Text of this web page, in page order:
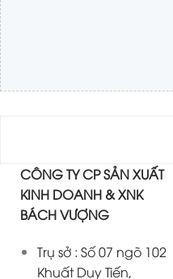
CÔNG TY CP SẢN XUẤT
KINH DOANH & XNK
BÁCH VƯỢNG
Trụ sở : Số 07 ngõ 102
Khuất Duy Tiến,